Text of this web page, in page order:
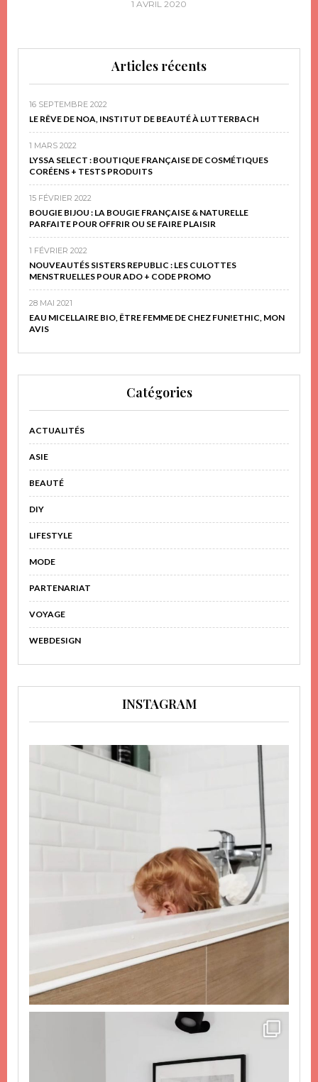
1 AVRIL 2020
Articles récents
16 SEPTEMBRE 2022
LE RÊVE DE NOA, INSTITUT DE BEAUTÉ À LUTTERBACH
1 MARS 2022
LYSSA SELECT : BOUTIQUE FRANÇAISE DE COSMÉTIQUES
CORÉENS + TESTS PRODUITS
15 FÉVRIER 2022
BOUGIE BIJOU : LA BOUGIE FRANÇAISE & NATURELLE
PARFAITE POUR OFFRIR OU SE FAIRE PLAISIR
1 FÉVRIER 2022
NOUVEAUTÉS SISTERS REPUBLIC : LES CULOTTES
MENSTRUELLES POUR ADO + CODE PROMO
28 MAI 2021
EAU MICELLAIRE BIO, ÊTRE FEMME DE CHEZ FUN!ETHIC, MON
AVIS
Catégories
ACTUALITÉS
ASIE
BEAUTÉ
DIY
LIFESTYLE
MODE
PARTENARIAT
VOYAGE
WEBDESIGN
INSTAGRAM